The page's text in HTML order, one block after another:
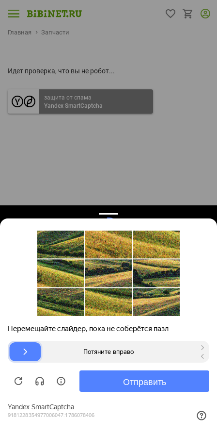
Главная Запчасти
Идет проверка, что вы не робот...
защита от спама
Yandex SmartCaptcha
Поиск запчастей
Для автокомпаний
Авторазборки
О проекте
Помощь
Карта сайта
© bibinet.ru - система поиска запчастей,
Copyright 2010-2026 Все права защищены